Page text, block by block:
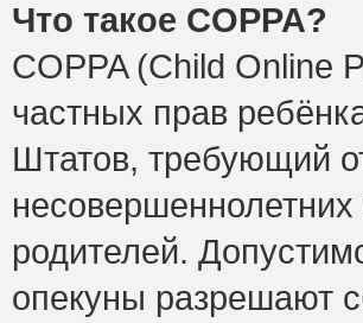
Что такое COPPA?
COPPA (Child Online
частных прав
Штатов, требующий
родителей.
опекуны разрешают